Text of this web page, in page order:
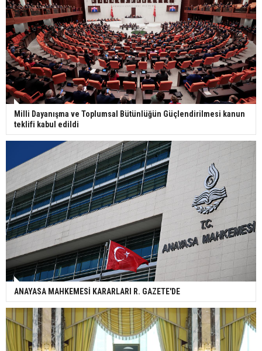
Milli Dayanışma ve Toplumsal Bütünlüğün Güçlendirilmesi kanun
teklifi kabul edildi
ANAYASA MAHKEMESİ KARARLARI R. GAZETE'DE